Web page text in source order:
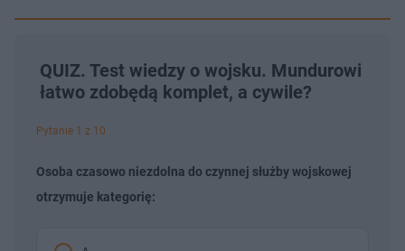
QUIZ. Test wiedzy o wojsku. Mundurowi
łatwo zdobędą komplet, a cywile?
Pytanie 1 z 10
Osoba czasowo niezdolna do czynnej służby wojskowej
otrzymuje kategorię: